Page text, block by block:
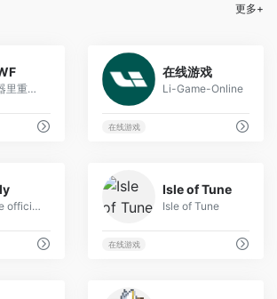
更多+
在浏览器里重玩上万款Flash小游戏的宝藏网站！
在线游戏
Li-Game-Online
在线游戏
Pixijs shaders
Play the official Lazy Fly game
Isle of Tune
Isle of Tune
在线游戏